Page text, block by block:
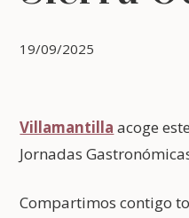
19/09/2025
Villamantilla acoge este
Jornadas
Compartimos contigo